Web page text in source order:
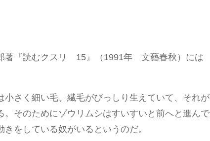
著『読むクスリ 15』（1991年 文藝春秋）には
さく細い毛、繊毛がびっしり生えていて、それが
そのためにゾウリムシはすいすいと前へと進んで
をしている奴がいるというのだ。